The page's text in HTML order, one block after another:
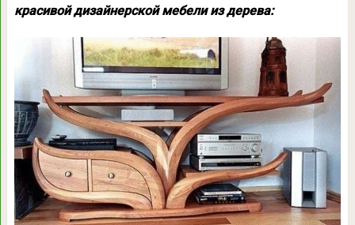
красивой дизайнерской мебели из дерева: